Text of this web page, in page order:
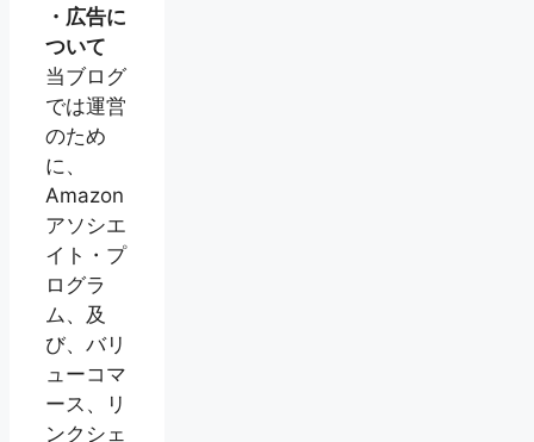
・広告に
ついて
当ブログ
では運営
のため
に、
Amazon
アソシエ
イト・プ
ログラ
ム、及
び、バリ
ューコマ
ース、リ
ンクシェ